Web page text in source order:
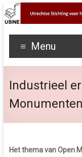
Menu
Industrieel
Het thema van Open